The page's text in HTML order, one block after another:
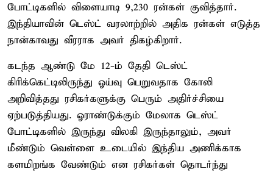
போட்டிகளில் விளையாடி 9,230 ரன்கள் குவித்தார்.
இந்தியாவின் டெஸ்ட் வரலாற்றில் அதிக ரன்கள் எடுத்த
நான்காவது வீரராக அவர் திகழ்கிறார்.
கடந்த ஆண்டு மே 12-ம் தேதி டெஸ்ட்
கிரிக்கெட்டிலிருந்து ஓய்வு பெறுவதாக கோலி
அறிவித்தது ரசிகர்களுக்கு பெரும் அதிர்ச்சியை
ஏற்படுத்தியது. ஓராண்டுக்கும் மேலாக டெஸ்ட்
போட்டிகளில் இருந்து விலகி இருந்தாலும், அவர்
மீண்டும் வெள்ளை உடையில் இந்திய அணிக்காக
களமிறங்க வேண்டும் என ரசிகர்கள் தொடர்ந்து